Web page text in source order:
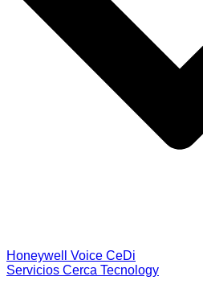
Honeywell Voice CeDi
Servicios Cerca Tecnology